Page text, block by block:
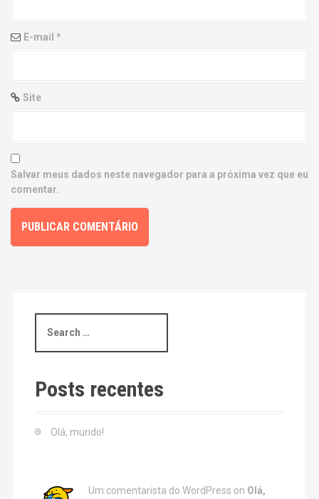
n E-mail *
Site
Salvar meus dados neste navegador para a próxima vez que eu
comentar.
a
c
h
Posts recentes
Olá, mundo!
Um comentarista do WordPress on Olá,